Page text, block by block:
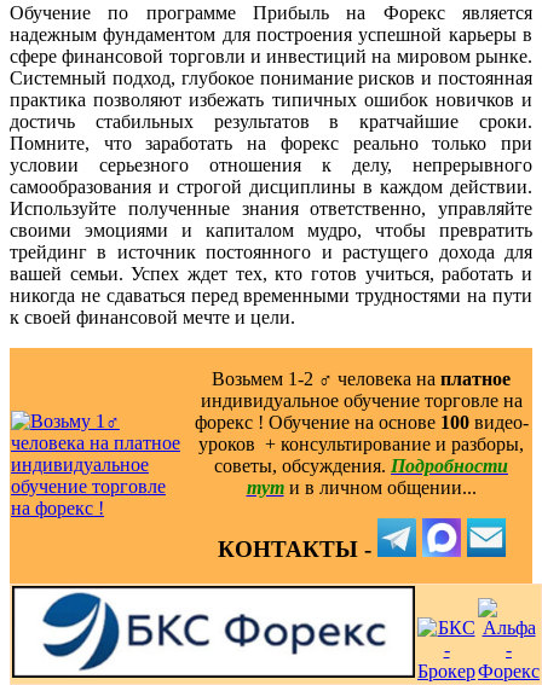
Обучение по программе Прибыль на Форекс является
надежным фундаментом для построения успешной карьеры в
сфере финансовой торговли и инвестиций на мировом рынке.
Системный подход, глубокое понимание рисков и постоянная
практика позволяют избежать типичных ошибок новичков и
достичь стабильных результатов в кратчайшие сроки.
Помните, что заработать на форекс реально только при
условии серьезного отношения к делу, непрерывного
самообразования и строгой дисциплины в каждом действии.
Используйте полученные знания ответственно, управляйте
своими эмоциями и капиталом мудро, чтобы превратить
трейдинг в источник постоянного и растущего дохода для
вашей семьи. Успех ждет тех, кто готов учиться, работать и
никогда не сдаваться перед временными трудностями на пути
к своей финансовой мечте и цели.
Возьмем 1-2 ‍♂️ человека на платное
индивидуальное обучение торговле на
форекс ! Обучение на основе 100видео-
уроков ️ + консультирование и разборы,
советы, обсуждения. Подробности
тут и в личном общении...
КОНТАКТЫ -